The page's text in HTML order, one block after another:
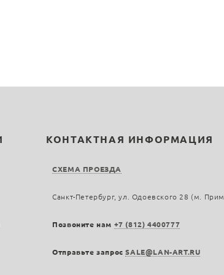
КОНТАКТНАЯ ИНФОРМАЦИЯ
СХЕМА ПРОЕЗДА
Санкт-Петербург, ул. Одоевского 28 (м.
Позвоните нам +7 (812) 4400777
Отправьте запросSALE@LAN-ART.RU